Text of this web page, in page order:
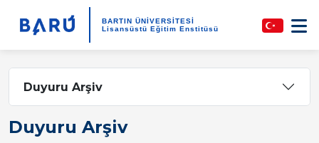
BARTIN ÜNİVERSİTESİ
Lisansüstü Eğitim Enstitüsü
Duyuru Arşiv
Duyuru Arşiv